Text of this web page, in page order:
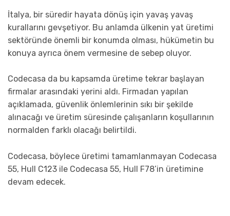
İtalya, bir süredir hayata dönüş için yavaş yavaş
kurallarını gevşetiyor. Bu anlamda ülkenin yat üretimi
sektöründe önemli bir konumda olması, hükümetin bu
konuya ayrıca önem vermesine de sebep oluyor.
Codecasa da bu kapsamda üretime tekrar başlayan
firmalar arasındaki yerini aldı. Firmadan yapılan
açıklamada, güvenlik önlemlerinin sıkı bir şekilde
alınacağı ve üretim süresinde çalışanların koşullarının
normalden farklı olacağı belirtildi.
Codecasa, böylece üretimi tamamlanmayan Codecasa
55, Hull C123 ile Codecasa 55, Hull F78’in üretimine
devam edecek.